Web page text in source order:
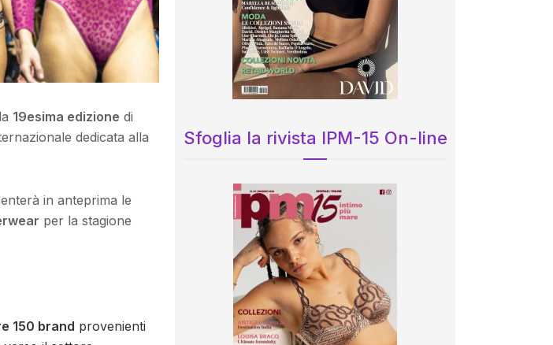
19esima edizione di
dedicata alla
in anteprima le
per la stagione
150 brand provenienti
Sfoglia la rivista IPM-15 On-line